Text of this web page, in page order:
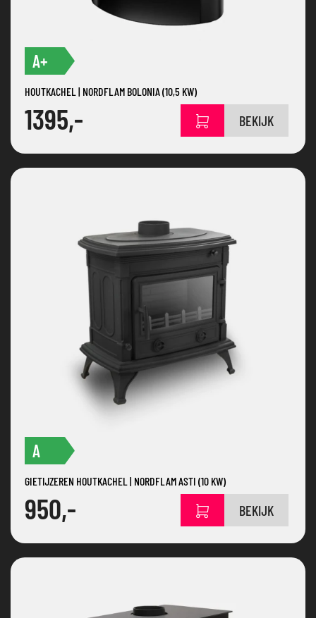
A+
HOUTKACHEL | NORDFLAM BOLONIA (10,5 KW)
1395,- BEKIJK
A
GIETIJZEREN HOUTKACHEL | NORDFLAM ASTI (10 KW)
950,- BEKIJK